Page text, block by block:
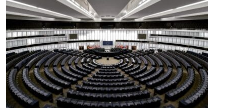
ECONOMISTS FOR FUTURE
DEUTSCHLAND